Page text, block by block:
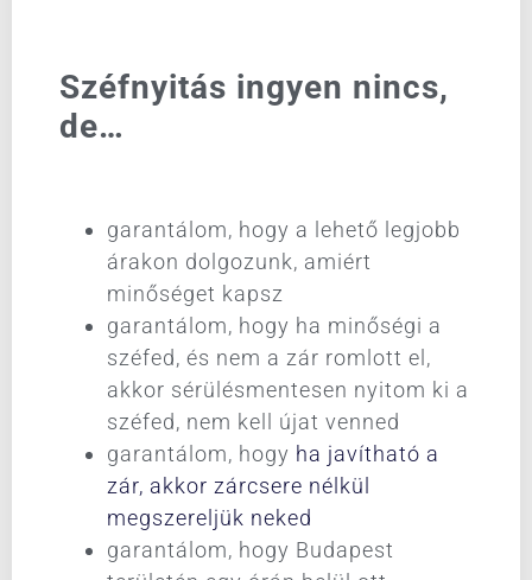
Széfnyitás ingyen nincs,
de…
garantálom, hogy a lehető legjobb
árakon dolgozunk, amiért
minőséget kapsz
garantálom, hogy ha minőségi a
széfed, és nem a zár romlott el,
akkor sérülésmentesen nyitom ki a
széfed, nem kell újat venned
garantálom, hogy ha javítható a
zár, akkor zárcsere nélkül
megszereljük neked
garantálom, hogy Budapest